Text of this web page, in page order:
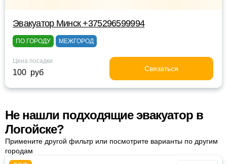
Эвакуатор Минск +375296599994
ПО ГОРОДУ МЕЖГОРОД
Цена посадки
100 руб Связаться
Не нашли подходящие эвакуатор в
Логойске?
Примените другой фильтр или посмотрите варианты по другим
городам